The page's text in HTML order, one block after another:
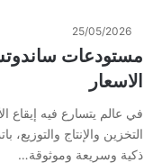
25/05/2026
مستودعات
الاسعار
في عالم يتسارع فيه إيقاع
التخزين والإنتاج
ذكية وسريعة وموثوقة…